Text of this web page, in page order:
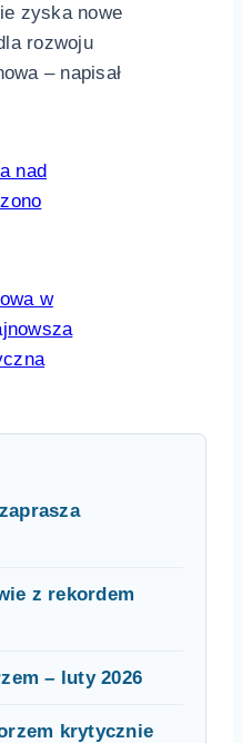
zyska nowe
rozwoju
– napisał
nad
w
z rekordem
– luty 2026
krytycznie